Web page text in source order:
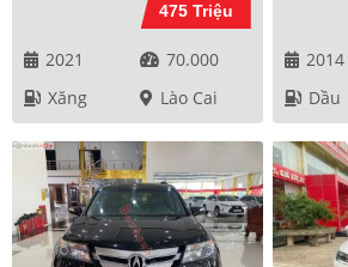
475 Triệu
2021
70.000
Xăng
Lào Cai
2014
Dầu